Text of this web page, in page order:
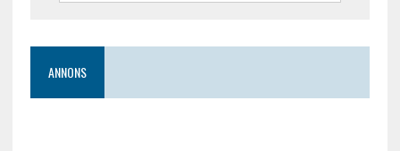
ANNONS